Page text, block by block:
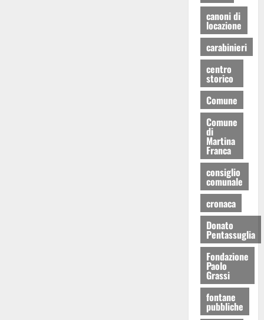
canoni di
locazione
carabinieri
centro
storico
Comune
Comune
di
Martina
Franca
consiglio
comunale
cronaca
Donato
Pentassuglia
Fondazione
Paolo
Grassi
fontane
pubbliche